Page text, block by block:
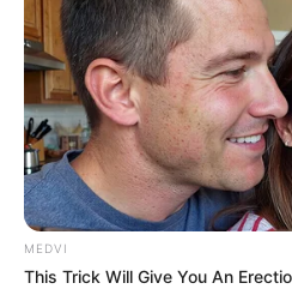
VEJA TAMBÉM:
🧊 Além do Direito: dorama jurídico
🧊‘Bon Appétit, Vossa Majestade’: o
🧊
‘Bon Appétit, Vossa
audiência.
🧊 Resident Playbook: dorama
🧊‘Eu, Você e Toda Uma Vida’:
amizade .
MEDVI
This Trick Will Give You An